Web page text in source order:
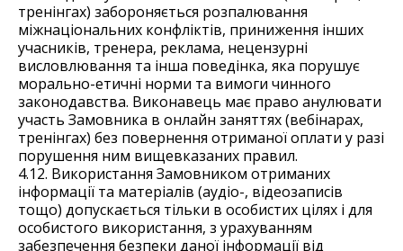
тренінгах) забороняється розпалювання
міжнаціональних конфліктів, приниження інших
учасників, тренера, реклама, нецензурні
висловлювання та інша поведінка, яка порушує
морально-етичні норми та вимоги чинного
законодавства. Виконавець має право анулювати
участь Замовника в онлайн заняттях (вебінарах,
тренінгах) без повернення отриманої оплати у разі
порушення ним вищевказаних правил.
4.12. Використання Замовником отриманих
інформації та матеріалів (аудіо-, відеозаписів
тощо) допускається тільки в особистих цілях і для
особистого використання, з урахуванням
забезпечення безпеки даної інформації від